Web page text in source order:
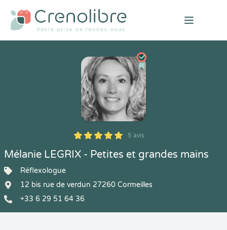
Open
5
1
5
5 5 avis
Mélanie LEGRIX - Petites et grandes mains
Réflexologue
12 bis rue de verdun 27260 Cormeilles
+33 6 29 51 64 36